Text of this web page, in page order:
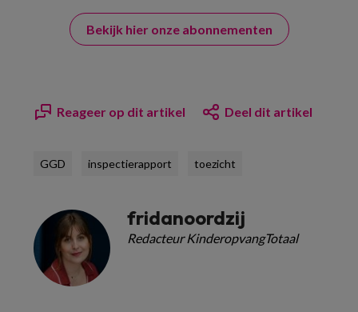
Bekijk hier onze abonnementen
Reageer op dit artikel Deel dit artikel
GGD inspectierapport toezicht
fridanoordzij
Redacteur KinderopvangTotaal